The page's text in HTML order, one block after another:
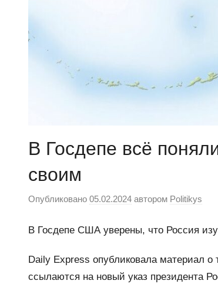
В Госдепе всё
своим
Опубликовано 05.02.2024 автором Politikys
В Госдепе США уверены, что Россия
Daily Express опубликовала материал
ссылаются на новый указ президента